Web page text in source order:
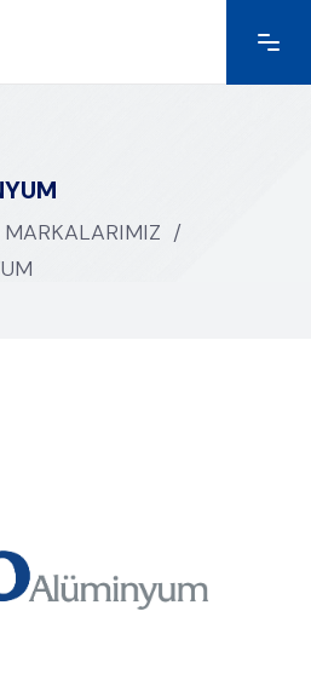
MARKALARIMIZ /